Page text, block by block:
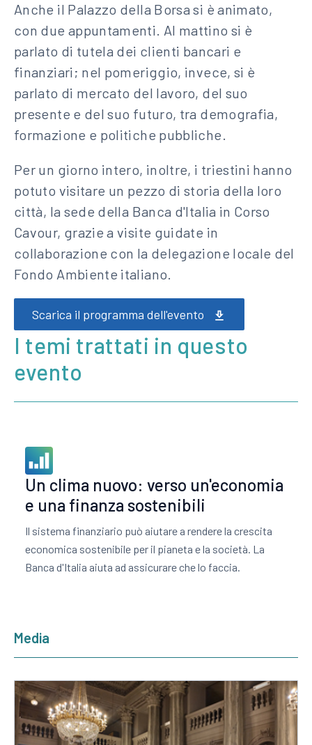
Anche il Palazzo della Borsa si è animato,
con due appuntamenti. Al mattino si è
parlato di tutela dei clienti bancari e
finanziari; nel pomeriggio, invece, si è
parlato di mercato del lavoro, del suo
presente e del suo futuro, tra demografia,
formazione e politiche pubbliche.
Per un giorno intero, inoltre, i triestini hanno
potuto visitare un pezzo di storia della loro
città, la sede della Banca d'Italia in Corso
Cavour, grazie a visite guidate in
collaborazione con la delegazione locale del
Fondo Ambiente italiano.
Scarica il programma dell'evento
I temi trattati in questo
evento
Un clima nuovo: verso un'economia
e una finanza sostenibili
Il sistema finanziario può aiutare a rendere la crescita
economica sostenibile per il pianeta e la società. La
Banca d'Italia aiuta ad assicurare che lo faccia.
Media
Apre
in
una